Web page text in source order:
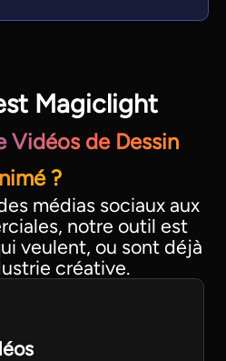
Magiclight
Vidéos de Dessin
?
médias sociaux aux
notre outil est
veulent, ou sont déjà
créative.